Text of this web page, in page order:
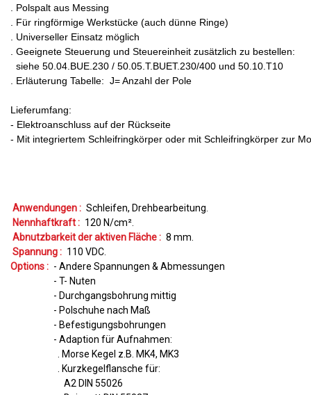
. Polspalt aus Messing
. Für ringförmige Werkstücke (auch dünne Ringe)
. Universeller Einsatz möglich
. Geeignete Steuerung und Steuereinheit zusätzlich zu bestellen:
siehe 50.04.BUE.230 / 50.05.T.BUET.230/400 und 50.10.T10
. Erläuterung Tabelle: J= Anzahl der Pole
Lieferumfang:
- Elektroanschluss auf der Rückseite
- Mit integriertem Schleifringkörper oder mit Schleifringkörper zur
Anwendungen : Schleifen Drehbearbeitung
Nennhaftkraft : 120 N/cm²
Abnutzbarkeit der aktiven Fläche : 8 mm
Spannung : 110 VDC
Options : - Andere Spannungen & Abmessungen
- T- Nuten
- Durchgangsbohrung mittig
- Polschuhe nach Maß
- Befestigungsbohrungen
- Adaption für Aufnahmen:
. Morse Kegel z.B. MK4, MK3
. Kurzkegelflansche für:
A2 DIN 55026